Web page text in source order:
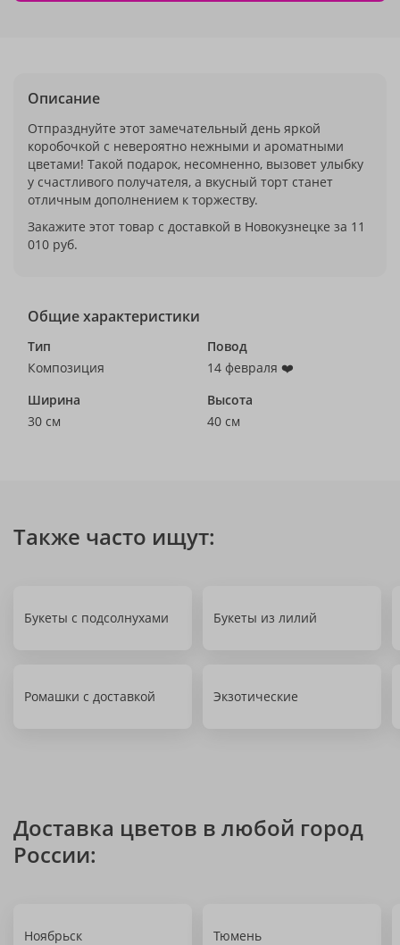
Описание
Отпразднуйте этот замечательный день яркой
коробочкой с невероятно нежными и ароматными
цветами! Такой подарок, несомненно, вызовет улыбку
у счастливого получателя, а вкусный торт станет
отличным дополнением к торжеству.
Закажите этот товар с доставкой в Новокузнецке за 11
010 руб.
Общие характеристики
Тип
Композиция
Повод
14 февраля ❤️
Ширина
30 см
Высота
40 см
Также часто ищут:
Букеты с подсолнухами Букеты из лилий
Ромашки с доставкой Экзотические
Доставка цветов в любой город
России:
Ноябрьск Тюмень